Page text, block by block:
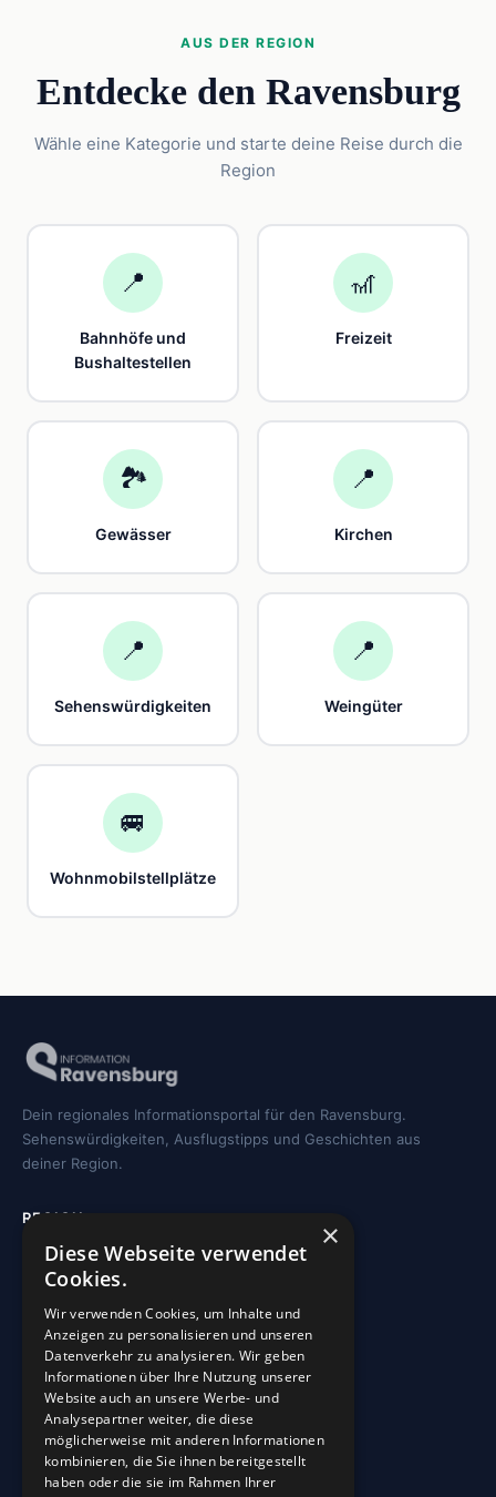
AUS DER REGION
Entdecke den Ravensburg
Wähle eine Kategorie und starte deine Reise durch die
Region
📍
Bahnhöfe und
Bushaltestellen
🎢
Freizeit
🏞️
Gewässer
📍
Kirchen
📍
Sehenswürdigkeiten
📍
Weingüter
🚐
Wohnmobilstellplätze
Dein regionales Informationsportal für den Ravensburg.
Sehenswürdigkeiten, Ausflugstipps und Geschichten aus
deiner Region.
REGION
Freizeit
Sehenswürdigkeiten
Kirchen
Gewässer
Wohnmobilstellplätze
INFO
Blog
×
Diese Webseite verwendet
Cookies.
Wir verwenden Cookies, um Inhalte und
Anzeigen zu personalisieren und unseren
Datenverkehr zu analysieren. Wir geben
Informationen über Ihre Nutzung unserer
Website auch an unsere Werbe- und
Analysepartner weiter, die diese
möglicherweise mit anderen Informationen
kombinieren, die Sie ihnen bereitgestellt
haben oder die sie im Rahmen Ihrer